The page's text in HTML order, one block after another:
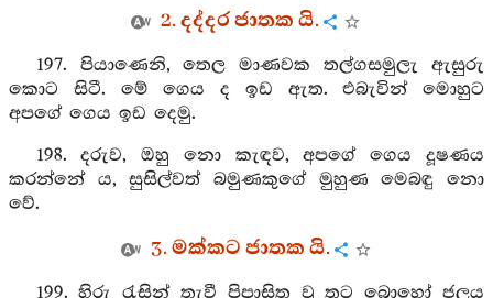
2. දද්දර ජාතක යි.
197. පියාණෙනි, තෙල මාණවක තල්ගසමුලැ ඇසුරු
කොට සිටී. මේ ගෙය ද ඉඩ ඇත. එබැවින් මොහුට
අපගේ ගෙය ඉඩ දෙමු.
198. දරුව, ඔහු නො කැඳව, අපගේ ගෙය දූෂණය
කරන්නේ ය, සුසිල්වත් බමුණකුගේ මුහුණ මෙබඳු නො
වේ.
3. මක්කට ජාතක යි.
199. හිරු රැසින් තැවී පිපාසිත වූ තට බොහෝ ජලය